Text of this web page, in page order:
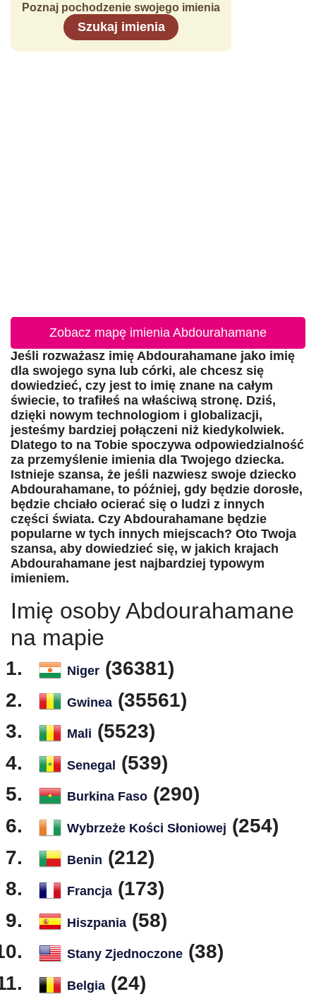
Poznaj pochodzenie swojego imienia
Szukaj imienia
Zobacz mapę imienia Abdourahamane
Jeśli rozważasz imię Abdourahamane jako imię
dla swojego syna lub córki, ale chcesz się
dowiedzieć, czy jest to imię znane na całym
świecie, to trafiłeś na właściwą stronę. Dziś,
dzięki nowym technologiom i globalizacji,
jesteśmy bardziej połączeni niż kiedykolwiek.
Dlatego to na Tobie spoczywa odpowiedzialność
za przemyślenie imienia dla Twojego dziecka.
Istnieje szansa, że jeśli nazwiesz swoje dziecko
Abdourahamane, to później, gdy będzie dorosłe,
będzie chciało ocierać się o ludzi z innych
części świata. Czy Abdourahamane będzie
popularne w tych innych miejscach? Oto Twoja
szansa, aby dowiedzieć się, w jakich krajach
Abdourahamane jest najbardziej typowym
imieniem.
Imię osoby Abdourahamane
na mapie
Niger (36381)
Gwinea (35561)
Mali (5523)
Senegal (539)
Burkina Faso (290)
Wybrzeże Kości Słoniowej (254)
Benin (212)
Francja (173)
Hiszpania (58)
Stany Zjednoczone (38)
Belgia (24)